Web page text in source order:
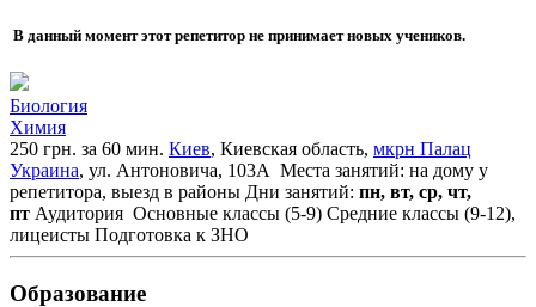
В данный момент этот репетитор не принимает новых учеников.
Биология
Химия
250 грн. за 60 мин. Киев, Киевская область, мкрн Палац
Украина, ул. Антоновича, 103А Места занятий: на дому у
репетитора, выезд в районы Дни занятий: пн, вт, ср, чт,
пт Аудитория Основные классы (5-9) Средние классы (9-12),
лицеисты Подготовка к ЗНО
Образование